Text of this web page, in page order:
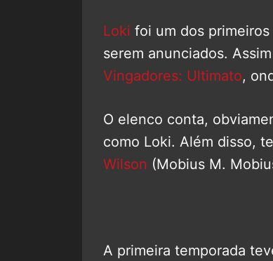
Loki foi um dos
serem anunciados.
Vingadores: Ultimato,
O elenco conta,
como Loki. Além disso,
Wilson (Mobius M.
A primeira temporada